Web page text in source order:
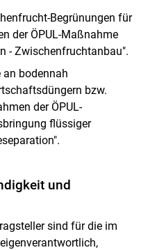
Begrünungen für
der ÖPUL-Maßnahme
- Zwischenfruchtanbau".
an bodennah
bzw.
der ÖPUL-
flüssiger
und
sind für die im